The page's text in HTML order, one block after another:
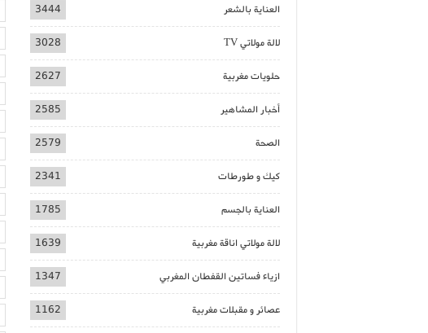
العناية بالشعر 3444
لالة مولاتي TV 3028
حلويات مغربية 2627
أخبار المشاهير 2585
الصحة 2579
كيك و طورطات 2341
العناية بالجسم 1785
لالة مولاتي اناقة مغربية 1639
ازياء فساتين القفطان المغربي 1347
عصائر و مقبلات مغربية 1162